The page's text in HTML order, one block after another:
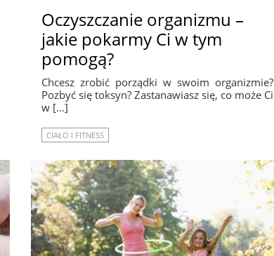
Oczyszczanie organizmu –
jakie pokarmy Ci w tym
pomogą?
Chcesz zrobić porządki w swoim organizmie?
Pozbyć się toksyn? Zastanawiasz się, co może Ci
w […]
CIAŁO I FITNESS